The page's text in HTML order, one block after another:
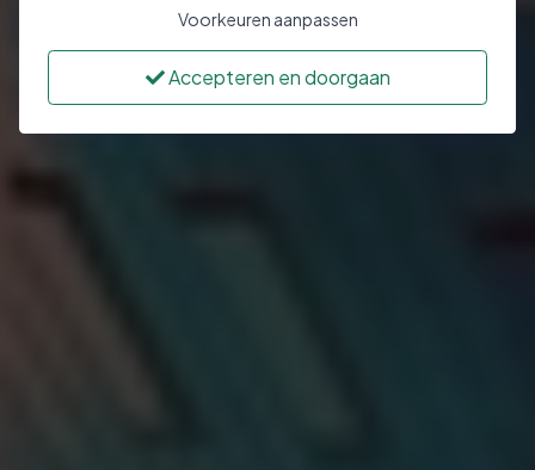
Voorkeuren aanpassen
Accepteren en doorgaan